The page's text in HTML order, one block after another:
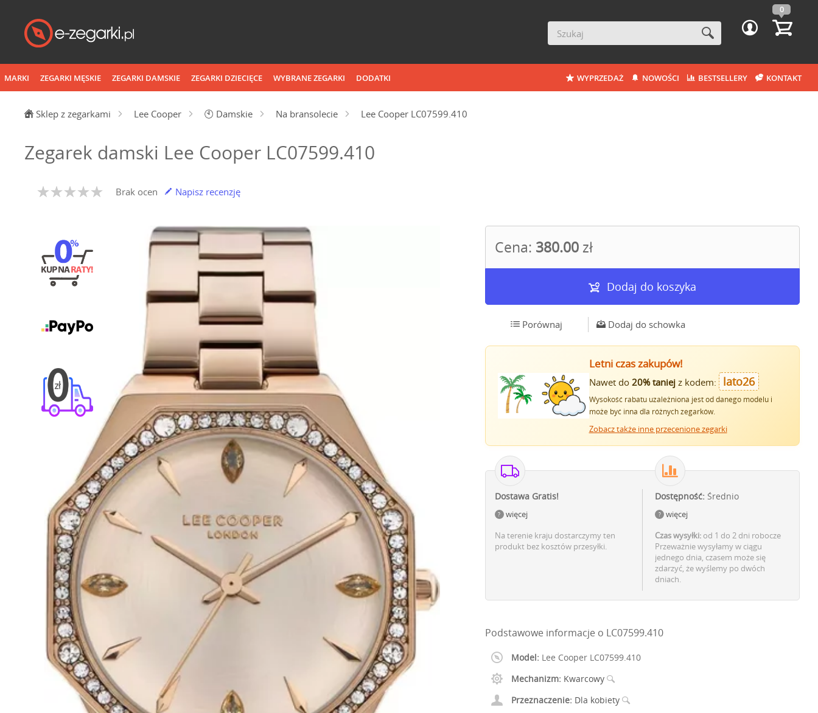
0
MARKI ZEGARKI MĘSKIE ZEGARKI DAMSKIE ZEGARKI DZIECIĘCE WYBRANE ZEGARKI DODATKI WYPRZEDAŻ NOWOŚCI BESTSELLERY KONTAKT
Sklep z zegarkami Lee Cooper 🕙 Damskie Na bransolecie Lee Cooper LC07599.410
Zegarek damski Lee Cooper LC07599.410
Brak ocen Napisz recenzję
Cena: 380.00 zł
Dodaj do koszyka
Porównaj Dodaj do schowka
Letni czas zakupów!
Nawet do 20% taniejz kodem: lato26
Wysokość rabatu uzależniona jest od danego modelu i
może być inna dla różnych zegarków.
Zobacz także inne przecenione zegarki
Dostawa Gratis!
więcej
Na terenie kraju dostarczymy ten
produkt bez kosztów przesyłki.
Dostępność:Średnio
więcej
Czas wysyłki: od 1 do 2 dni robocze
Przeważnie wysyłamy w ciągu
jednego dnia, czasem może się
zdarzyć, że wyślemy po dwóch
dniach.
Podstawowe informacje o LC07599.410
Model: Lee Cooper LC07599.410
Mechanizm: Kwarcowy
Przeznaczenie: Dla kobiety